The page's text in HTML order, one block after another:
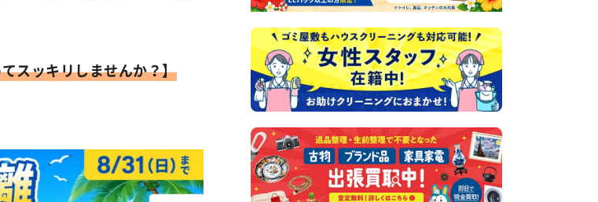
スッキリしませんか？】